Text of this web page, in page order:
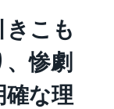
こも
惨劇
確な理